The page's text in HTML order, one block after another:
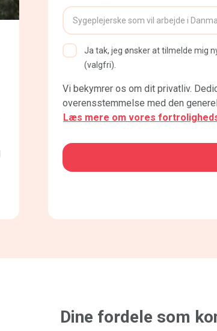
Ja tak, jeg ønsker at tilmelde mig
(valgfri).
Vi bekymrer os om dit privatliv.
overensstemmelse med den
Læs mere om vores
CAPTCHA
Dine fordele som